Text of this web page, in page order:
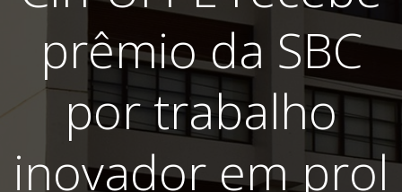
prêmio da SBC
por trabalho
inovador em prol